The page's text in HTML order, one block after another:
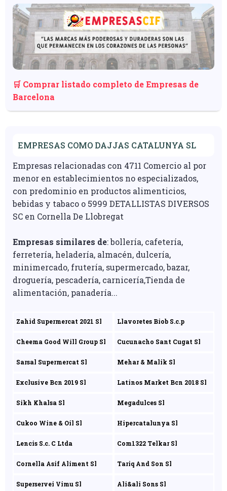
🛒 Comprar listado completo de Empresas de
Barcelona
EMPRESAS COMO DAJJAS CATALUNYA SL
Empresas relacionadas con 4711 Comercio al por
menor en establecimientos no especializados,
con predominio en productos alimenticios,
bebidas y tabaco o 5999 DETALLISTAS DIVERSOS
SC en Cornella De Llobregat
Empresas similares de: bollería, cafetería,
ferretería, heladería, almacén, dulcería,
minimercado, frutería, supermercado, bazar,
droguería, pescadería, carnicería,Tienda de
alimentación, panadería...
Zahid Supermercat 2021 Sl Llavoretes Biob S.c.p
Cheema Good Will Group Sl Cucunacho Sant Cugat Sl
Sarsal Supermercat Sl Mehar & Malik Sl
Exclusive Bcn 2019 Sl Latinos Market Bcn 2018 Sl
Sikh Khalsa Sl Megadulces Sl
Cukoo Wine & Oil Sl Hipercatalunya Sl
Lencis S.c. C Ltda Com1322 Telkar Sl
Cornella Asif Aliment Sl Tariq And Son Sl
Superservei Vimu Sl Ali&ali Sons Sl